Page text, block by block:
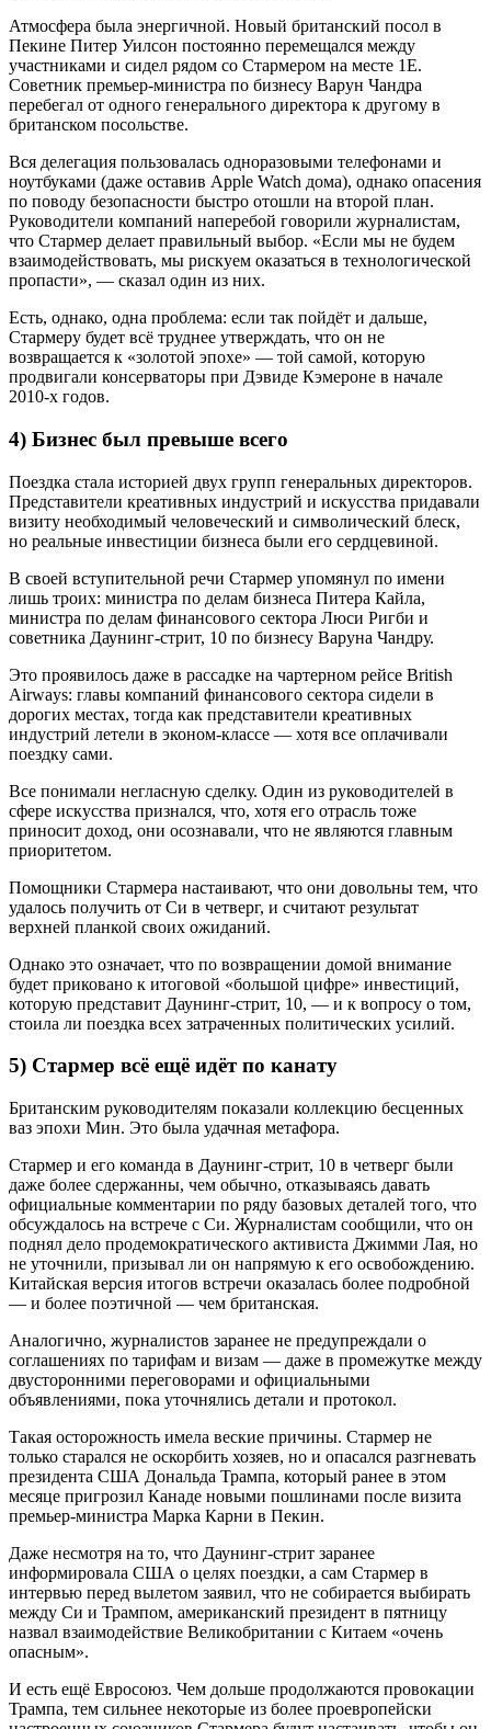
Атмосфера была энергичной. Новый британский посол в
Пекине Питер Уилсон постоянно перемещался между
участниками и сидел рядом со Стармером на месте 1E.
Советник премьер-министра по бизнесу Варун Чандра
перебегал от одного генерального директора к другому в
британском посольстве.
Вся делегация пользовалась одноразовыми телефонами и
ноутбуками (даже оставив Apple Watch дома), однако опасения
по поводу безопасности быстро отошли на второй план.
Руководители компаний наперебой говорили журналистам,
что Стармер делает правильный выбор. «Если мы не будем
взаимодействовать, мы рискуем оказаться в технологической
пропасти», — сказал один из них.
Есть, однако, одна проблема: если так пойдёт и дальше,
Стармеру будет всё труднее утверждать, что он не
возвращается к «золотой эпохе» — той самой, которую
продвигали консерваторы при Дэвиде Кэмероне в начале
2010-х годов.
4) Бизнес был превыше всего
Поездка стала историей двух групп генеральных директоров.
Представители креативных индустрий и искусства придавали
визиту необходимый человеческий и символический блеск,
но реальные инвестиции бизнеса были его сердцевиной.
В своей вступительной речи Стармер упомянул по имени
лишь троих: министра по делам бизнеса Питера Кайла,
министра по делам финансового сектора Люси Ригби и
советника Даунинг-стрит, 10 по бизнесу Варуна Чандру.
Это проявилось даже в рассадке на чартерном рейсе British
Airways: главы компаний финансового сектора сидели в
дорогих местах, тогда как представители креативных
индустрий летели в эконом-классе — хотя все оплачивали
поездку сами.
Все понимали негласную сделку. Один из руководителей в
сфере искусства признался, что, хотя его отрасль тоже
приносит доход, они осознавали, что не являются главным
приоритетом.
Помощники Стармера настаивают, что они довольны тем, что
удалось получить от Си в четверг, и считают результат
верхней планкой своих ожиданий.
Однако это означает, что по возвращении домой внимание
будет приковано к итоговой «большой цифре» инвестиций,
которую представит Даунинг-стрит, 10, — и к вопросу о том,
стоила ли поездка всех затраченных политических усилий.
5) Стармер всё ещё идёт по канату
Британским руководителям показали коллекцию бесценных
ваз эпохи Мин. Это была удачная метафора.
Стармер и его команда в Даунинг-стрит, 10 в четверг были
даже более сдержанны, чем обычно, отказываясь давать
официальные комментарии по ряду базовых деталей того, что
обсуждалось на встрече с Си. Журналистам сообщили, что он
поднял дело продемократического активиста Джимми Лая, но
не уточнили, призывал ли он напрямую к его освобождению.
Китайская версия итогов встречи оказалась более подробной
— и более поэтичной — чем британская.
Аналогично, журналистов заранее не предупреждали о
соглашениях по тарифам и визам — даже в промежутке между
двусторонними переговорами и официальными
объявлениями, пока уточнялись детали и протокол.
Такая осторожность имела веские причины. Стармер не
только старался не оскорбить хозяев, но и опасался разгневать
президента США Дональда Трампа, который ранее в этом
месяце пригрозил Канаде новыми пошлинами после визита
премьер-министра Марка Карни в Пекин.
Даже несмотря на то, что Даунинг-стрит заранее
информировала США о целях поездки, а сам Стармер в
интервью перед вылетом заявил, что не собирается выбирать
между Си и Трампом, американский президент в пятницу
назвал взаимодействие Великобритании с Китаем «очень
опасным».
И есть ещё Евросоюз. Чем дольше продолжаются провокации
Трампа, тем сильнее некоторые из более проевропейски